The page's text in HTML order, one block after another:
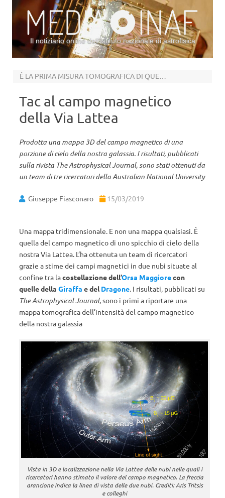
Il notiziario online dell’Istituto nazionale di astrofisica
È LA PRIMA MISURA TOMOGRAFICA DI QUESTO TIPO
Tac al campo magnetico
della Via Lattea
Prodotta una mappa 3D del campo magnetico di una
porzione di cielo della nostra galassia. I risultati, pubblicati
sulla rivista The Astrophysical Journal, sono stati ottenuti da
un team di tre ricercatori della Australian National University
Giuseppe Fiasconaro 15/03/2019
Una mappa tridimensionale. E non una mappa qualsiasi. È
quella del campo magnetico di uno spicchio di cielo della
nostra Via Lattea. L’ha ottenuta un team di ricercatori
grazie a stime dei campi magnetici in due nubi situate al
confine tra lacostellazione dell’Orsa Maggiorecon
quelle della Giraffa e delDragone. I risultati, pubblicati su
The Astrophysical Journal, sono i primi a riportare una
mappa tomografica dell’intensità del campo magnetico
della nostra galassia
Vista in 3D e localizzazione nella Via Lattea delle nubi nelle quali i
ricercatori hanno stimato il valore del campo magnetico. La freccia
arancione indica la linea di vista delle due nubi. Crediti: Aris Tritsis
e colleghi